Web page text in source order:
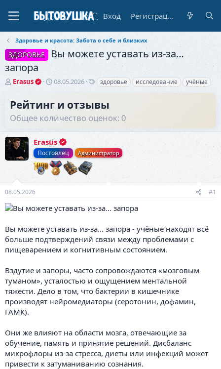
Вход Регистрация
Здоровье и красота: Забота о себе и близких
ЗДОРОВЬЕ
Вы можете уставать из-за…
запора
А
о
р
е
м
ы
Erasus
Д
н
ч
а
л
а
08.05.2026
Т
и
здоровье исследование учёные
Рейтинг и отзывы
Общее количество оценок: 0
Erasus
Постоялец Администратор
08.05.2026 #1
Вы можете уставать из-за… запора - учёные находят всё
больше подтверждений связи между проблемами с
пищеварением и когнитивным состоянием.
Вздутие и запоры, часто сопровождаются «мозговым
туманом», усталостью и ощущением ментальной
тяжести. Дело в том, что бактерии в кишечнике
производят нейромедиаторы (серотонин, дофамин,
ГАМК).
Они же влияют на области мозга, отвечающие за
обучение, память и принятие решений. Дисбаланс
микрофлоры из-за стресса, диеты или инфекций может
привести к затуманиванию сознания.